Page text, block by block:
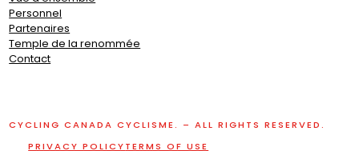
Personnel
Partenaires
Temple de la renommée
Contact
CYCLING CANADA CYCLISME. – ALL RIGHTS RESERVED.
PRIVACY POLICYTERMS OF USE